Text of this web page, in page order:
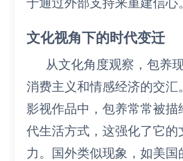
文化视角下的时代变迁
从文化角度观察，包养
消费主义和情感经济的交汇
影视作品中，包养常常被描
代生活方式，这强化了它的
力。国外类似现象，如美国